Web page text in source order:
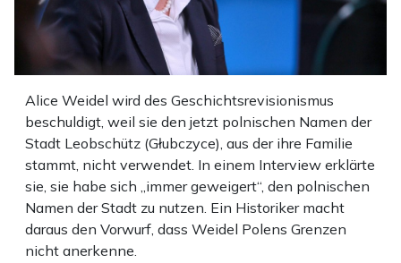
Alice Weidel wird des Geschichtsrevisionismus
beschuldigt, weil sie den jetzt polnischen Namen der
Stadt Leobschütz (Głubczyce), aus der ihre Familie
stammt, nicht verwendet. In einem Interview erklärte
sie, sie habe sich „immer geweigert“, den polnischen
Namen der Stadt zu nutzen. Ein Historiker macht
daraus den Vorwurf, dass Weidel Polens Grenzen
nicht anerkenne.